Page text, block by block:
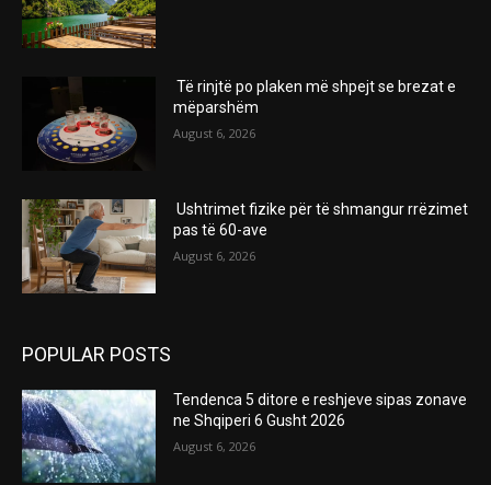
Të rinjtë po plaken më shpejt se brezat e
mëparshëm
August 6, 2026
Ushtrimet fizike për të shmangur rrëzimet
pas të 60-ave
August 6, 2026
POPULAR POSTS
Tendenca 5 ditore e reshjeve sipas zonave
ne Shqiperi 6 Gusht 2026
August 6, 2026